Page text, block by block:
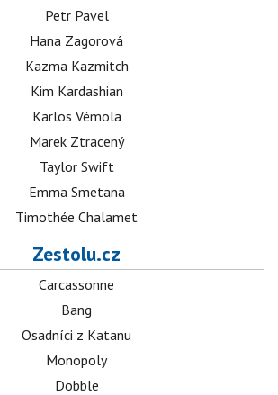
Petr Pavel
Hana Zagorová
Kazma Kazmitch
Kim Kardashian
Karlos Vémola
Marek Ztracený
Taylor Swift
Emma Smetana
Timothée Chalamet
Zestolu.cz
Carcassonne
Bang
Osadníci z Katanu
Monopoly
Dobble